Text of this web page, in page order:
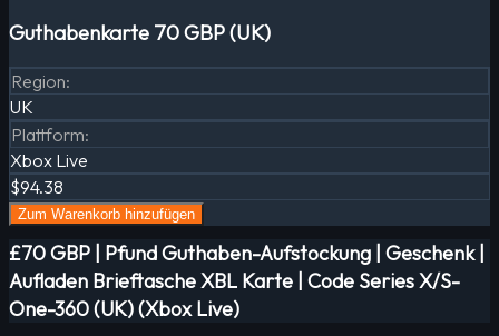
Guthabenkarte 70 GBP (UK)
Region:
UK
Plattform:
Xbox Live
$94.38
Zum Warenkorb hinzufügen
£70 GBP | Pfund Guthaben-Aufstockung | Geschenk |
Aufladen Brieftasche XBL Karte | Code Series X/S-
One-360 (UK) (Xbox Live)